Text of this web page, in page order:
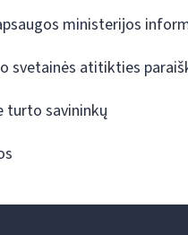
ministerijos
svetainės atitikties
turto savininkų